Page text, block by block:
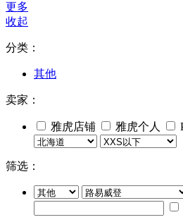
更多
收起
分类：
其他
卖家：
雅虎店铺 雅虎个人
筛选：